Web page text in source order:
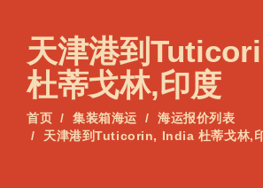
天津港到
杜蒂戈林,印度
首页 集装箱海运
海运报价列表
天津港到Tuticorin, India 杜蒂戈林,